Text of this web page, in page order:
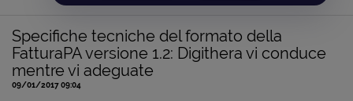
Specifiche tecniche del formato della
FatturaPA versione 1.2: Digithera vi conduce
mentre vi adeguate
09/01/2017 09:04